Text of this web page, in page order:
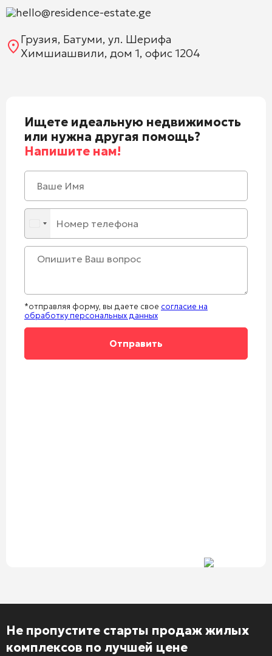
hello@residence-estate.ge
Грузия, Батуми, ул. Шерифа
Химшиашвили, дом 1, офис 1204
Ищете идеальную недвижимость
или нужна другая помощь?
Напишите нам!
*отправляя форму, вы даете свое согласие на
обработку персональных данных
Не пропустите старты продаж жилых
комплексов по лучшей цене